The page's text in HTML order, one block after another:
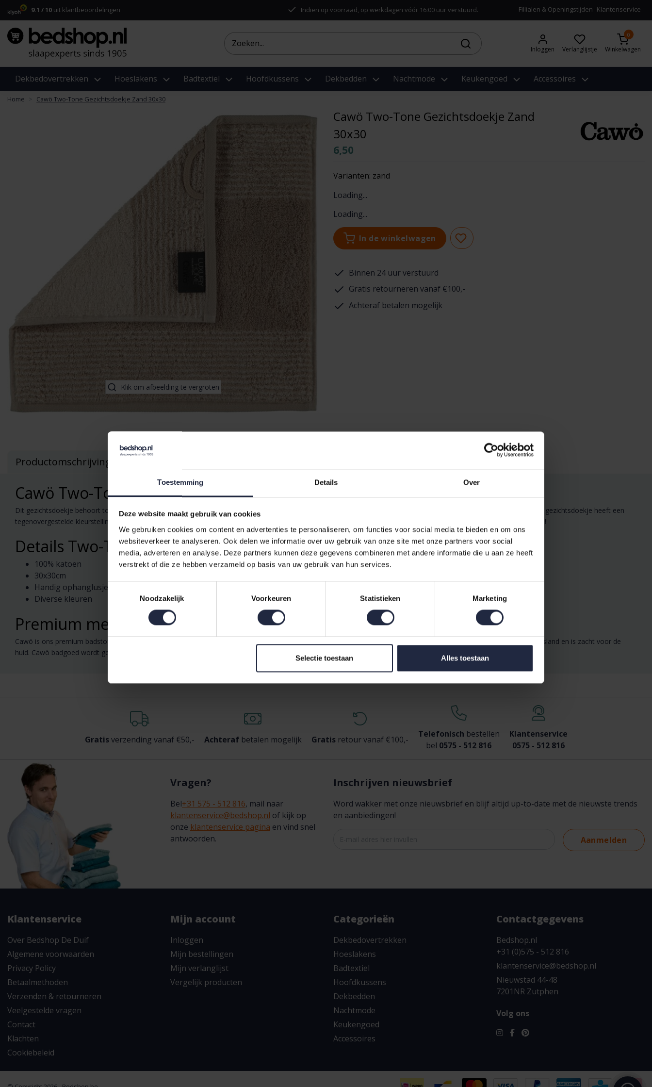
Toestemming Details Over
Deze website maakt gebruik van cookies
We gebruiken cookies om content en advertenties te personaliseren, om functies voor social media te bieden en om ons
websiteverkeer te analyseren. Ook delen we informatie over uw gebruik van onze site met onze partners voor social
media, adverteren en analyse. Deze partners kunnen deze gegevens combineren met andere informatie die u aan ze heeft
verstrekt of die ze hebben verzameld op basis van uw gebruik van hun services.
Toestemmingsselectie
Noodzakelijk
Voorkeuren Statistieken Marketing
Selectie toestaan Alles toestaan
9.1 / 10 uit klantbeoordelingen Indien op voorraad, op werkdagen vóór 16:00 uur verstuurd. Fillialen & Openingstijden Klantenservice
Inloggen Verlanglijstje
0
Winkelwagen
Dekbedovertrekken Hoeslakens Badtextiel Hoofdkussens Dekbedden Nachtmode Keukengoed Accessoires
Home Cawö Two-Tone Gezichtsdoekje Zand 30x30
Klik om afbeelding te vergroten
Cawö Two-Tone Gezichtsdoekje Zand
30x30
6,50
Varianten: zand
Loading...
Loading...
In de winkelwagen
Binnen 24 uur verstuurd
Gratis retourneren vanaf €100,-
Achteraf betalen mogelijk
Productomschrijving
Cawö Two-Tone Gezichtsdoekje
Dit gezichtsdoekje behoort tot de Luxury Home collectie en is van hoge kwaliteit katoen, waardoor het zacht aanvoelt. Ook blijft het gezichtsdoekje er mooi uitzien. Het gezichtsdoekje heeft een
tegenovergestelde kleurstelling aan beide kanten. Combineer het gezichtsdoekje met de andere producten uit de
om je badkamer helemaal af te maken!
Details Two-Tone Gezichtsdoekje
100% katoen
30x30cm
Handig ophanglusje
Diverse kleuren
Premium merk: Cawö
Cawö is ons premium badstof merk voor de hoogste kwaliteit. Met een bewezen kwaliteit en een uitstekende prijs-kwaliteitverhouding. Cawö badstof is gemaakt in Duitsland en is zacht voor de
huid. Cawö badgoed wordt gecontroleerd conform Öko-Tex Standard 100 en is daarmee vrij van schadelijke stoffen.
Gratisverzending vanaf €50,- Achterafbetalen mogelijk Gratisretour vanaf €100,-
Telefonisch bestellen
bel 0575 - 512 816
Klantenservice
0575 - 512 816
Vragen?
Bel+31 575 - 512 816, mail naar
klantenservice@bedshop.nl of kijk op
onze klantenservice pagina en vind snel
antwoorden.
Inschrijven nieuwsbrief
Word wakker met onze nieuwsbrief en blijf altijd up-to-date met de nieuwste trends
en aanbiedingen!
Aanmelden
Klantenservice
Over Bedshop De Duif
Algemene voorwaarden
Privacy Policy
Betaalmethoden
Verzenden & retourneren
Veelgestelde vragen
Contact
Klachten
Cookiebeleid
Mijn account
Inloggen
Mijn bestellingen
Mijn verlanglijst
Vergelijk producten
Categorieën
Dekbedovertrekken
Hoeslakens
Badtextiel
Hoofdkussens
Dekbedden
Nachtmode
Keukengoed
Accessoires
Contactgegevens
Bedshop.nl
+31 (0)575 - 512 816
klantenservice@bedshop.nl
Nieuwstad 44-48
7201NR Zutphen
Volg ons